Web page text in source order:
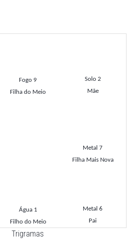
Fogo 9
Filha do Meio
Solo 2
Mãe
Metal 7
Filha Mais Nova
Água 1
Filho do Meio
Metal 6
Pai
Trigramas